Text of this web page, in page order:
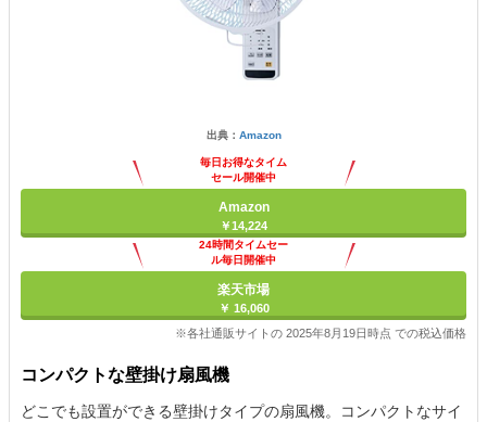
出典： Amazon
毎日お得なタイム
セール開催中
Amazon
￥14,224
24時間タイムセー
ル毎日開催中
楽天市場
￥ 16,060
※各社通販サイトの 2025年8月19日時点 での税込価格
コンパクトな壁掛け扇風機
どこでも設置ができる壁掛けタイプの扇風機。コンパクトなサイ